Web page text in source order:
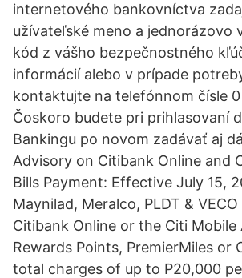
internetového bankovníctva
užívateľské meno a jednorázovo
kód z vášho bezpečnostného
informácií alebo v prípade
kontaktujte na telefónnom čísle 0
Čoskoro budete pri prihlasovaní
Bankingu po novom zadávať aj
Advisory on Citibank Online and
Bills Payment: Effective July 15,
Maynilad, Meralco, PLDT &
Citibank Online or the Citi Mobile
Rewards Points, PremierMiles or
total charges of up to P20,000